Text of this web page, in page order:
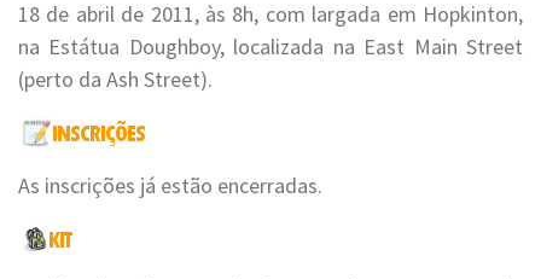
18 de abril de 2011, às 8h, com largada em Hopkinton,
na Estátua Doughboy, localizada na East Main Street
(perto da Ash Street).
As inscrições já estão encerradas.